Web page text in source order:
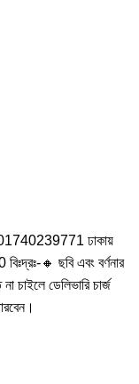
ঢাকায়
🔸 ছবি এবং বর্ণনার
চাইলে ডেলিভারি চার্জ